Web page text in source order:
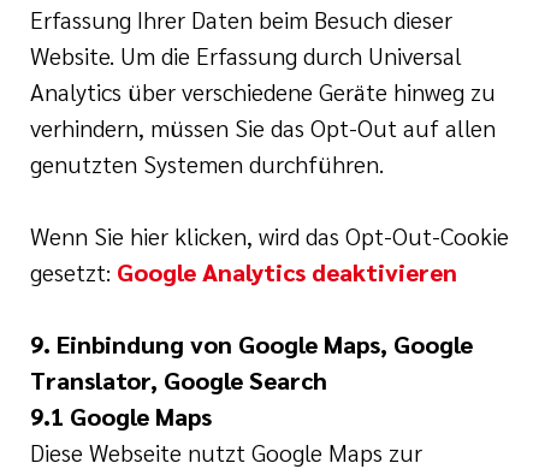
Erfassung Ihrer Daten beim Besuch dieser
Website. Um die Erfassung durch Universal
Analytics über verschiedene Geräte hinweg zu
verhindern, müssen Sie das Opt-Out auf allen
genutzten Systemen durchführen.
Wenn Sie hier klicken, wird das Opt-Out-Cookie
gesetzt: Google Analytics deaktivieren
9. Einbindung von Google Maps, Google
Translator, Google Search
9.1 Google Maps
Diese Webseite nutzt Google Maps zur